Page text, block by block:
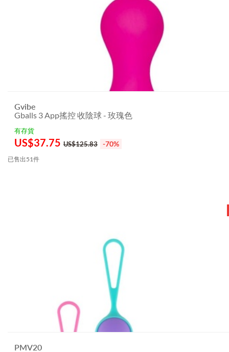
Gvibe
Gballs 3 App搖控 收陰球 - 玫瑰色
有存貨
US$37.75 US$125.83 -70%
已售出51件
PMV20